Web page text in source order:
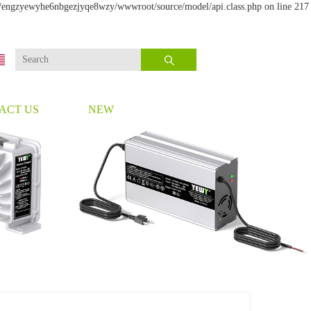
wwwroot/source/model/api.class.php on line 217
US NEW